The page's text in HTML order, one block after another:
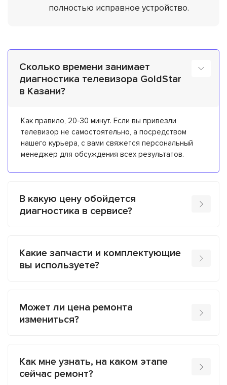
полностью исправное устройство.
Сколько времени занимает
диагностика телевизора GoldStar
в Казани?
Как правило, 20-30 минут. Если вы привезли
телевизор не самостоятельно, а посредством
нашего курьера, с вами свяжется персональный
менеджер для обсуждения всех результатов.
В какую цену обойдется
диагностика в сервисе?
Какие запчасти и комплектующие
вы используете?
Может ли цена ремонта
измениться?
Как мне узнать, на каком этапе
сейчас ремонт?